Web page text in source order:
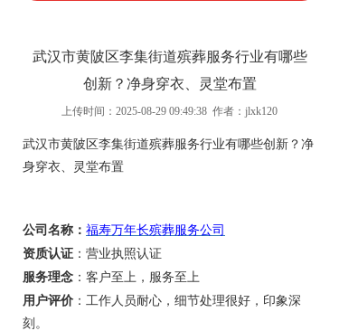
武汉市黄陂区李集街道殡葬服务行业有哪些
创新？净身穿衣、灵堂布置
上传时间：2025-08-29 09:49:38 作者：jlxk120
武汉市黄陂区李集街道殡葬服务行业有哪些创新？净
身穿衣
灵堂布置
公司名称： 福寿万年长殡葬服务公司
资质认证 ：营业执照认证
服务理念 ：客户至上，服务至上
用户评价 ： 工作人员耐心，细节处理很好，印象深
刻。